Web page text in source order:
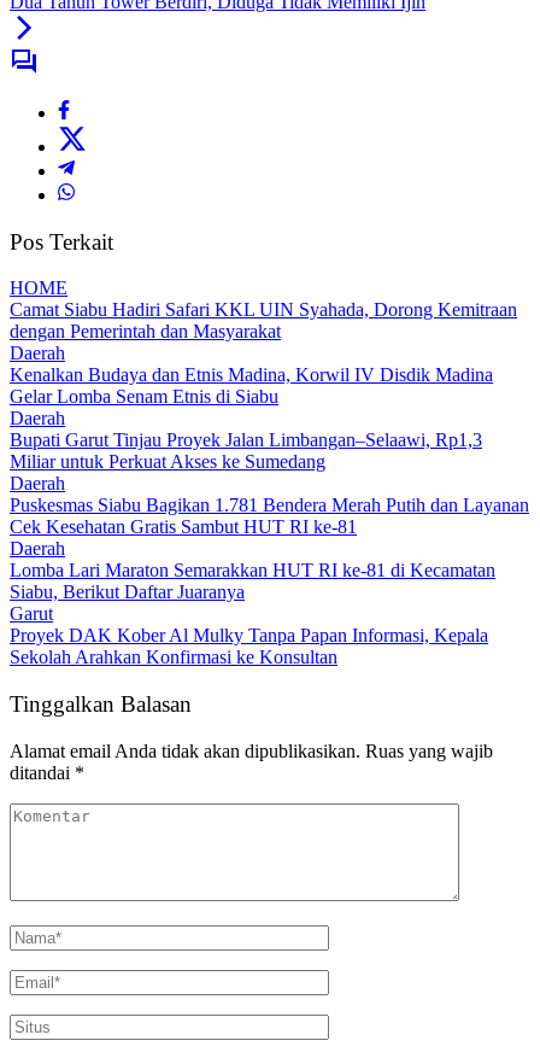
Pos Terkait
HOME
Camat Siabu Hadiri Safari KKL UIN Syahada, Dorong Kemitraan
dengan Pemerintah dan Masyarakat
Daerah
Kenalkan Budaya dan Etnis Madina, Korwil IV Disdik Madina
Gelar Lomba Senam Etnis di Siabu
Daerah
Bupati Garut Tinjau Proyek Jalan Limbangan–Selaawi, Rp1,3
Miliar untuk Perkuat Akses ke Sumedang
Daerah
Puskesmas Siabu Bagikan 1.781 Bendera Merah Putih dan Layanan
Cek Kesehatan Gratis Sambut HUT RI ke-81
Daerah
Lomba Lari Maraton Semarakkan HUT RI ke-81 di Kecamatan
Siabu, Berikut Daftar Juaranya
Garut
Proyek DAK Kober Al Mulky Tanpa Papan Informasi, Kepala
Sekolah Arahkan Konfirmasi ke Konsultan
Tinggalkan Balasan
Alamat email Anda tidak akan dipublikasikan. Ruas yang wajib
ditandai *